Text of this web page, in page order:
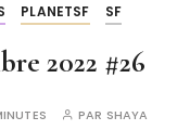
PLANETSF SF
2022 #26
PAR SHAYA